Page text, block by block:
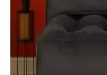
Koltuk Örtüsü
Vagonik Royal
İki farklı pamuklu koltuk
özellikleriyle ilgili bilgiler içerir.